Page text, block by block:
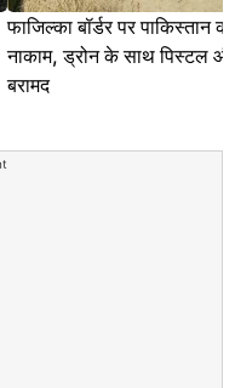
फाजिल्का बॉर्डर पर पाकिस्तान
नाकाम, ड्रोन के साथ पिस्टल
बरामद